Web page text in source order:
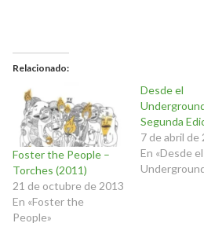
Relacionado
Foster the People –
Torches (2011)
21 de octubre de 2013
En «Foster the
People»
Desde el
Segunda
7 de abril de
En «Desde el